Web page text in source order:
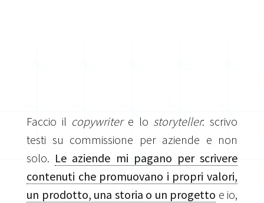
Faccio il copywritere lo storyteller: scrivo
testi su commissione per aziende e non
solo. Le aziende mi pagano per scrivere
contenuti che promuovano i propri valori,
un prodotto, una storia o un progetto e io,